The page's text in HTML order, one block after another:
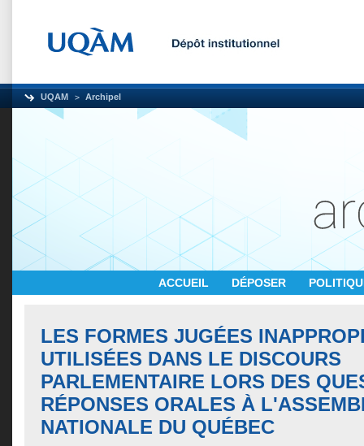
UQAM Archipel
ACCUEIL DÉPOSER
LES FORMES JUGÉES
UTILISÉES DANS LE DISCOURS
PARLEMENTAIRE LORS DES
RÉPONSES ORALES À
NATIONALE DU QUÉBEC